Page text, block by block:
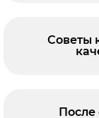
Советы
После